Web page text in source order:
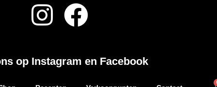
op Instagram en Facebook